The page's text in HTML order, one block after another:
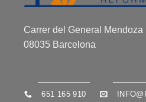
Carrer del General Mendoza
08035 Barcelona
651 165 910